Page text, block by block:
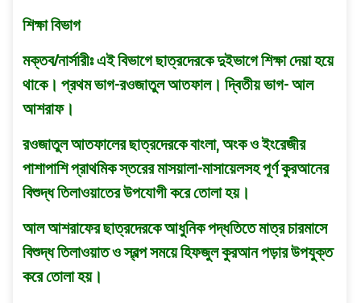
শিক্ষা বিভাগ
মক্তব/নার্সারীঃ এই বিভাগে ছাত্রদেরকে দুইভাগে শিক্ষা দেয়া হয়ে
থাকে। প্রথম ভাগ-রওজাতুল আতফাল। দ্বিতীয় ভাগ- আল
আশরাফ।
রওজাতুল আতফালের ছাত্রদেরকে বাংলা, অংক ও ইংরেজীর
পাশাপাশি প্রাথমিক স্তরের মাসয়ালা-মাসায়েলসহ পূর্ণ কুরআনের
বিশুদ্ধ তিলাওয়াতের উপযােগী করে তােলা হয়।
আল আশরাফের ছাত্রদেরকে আধুনিক পদ্ধতিতে মাত্র চারমাসে
বিশুদ্ধ তিলাওয়াত ও স্বল্প সময়ে হিফজুল কুরআন পড়ার উপযুক্ত
করে তােলা হয়।